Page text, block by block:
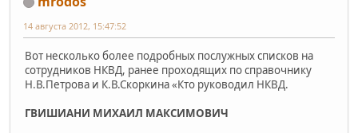
14 августа 2012, 15:47:52
Вот несколько более подробных послужных списков на
сотрудников НКВД, ранее проходящих по справочнику
Н.В.Петрова и К.В.Скоркина «Кто руководил НКВД.
ГВИШИАНИ МИХАИЛ МАКСИМОВИЧ